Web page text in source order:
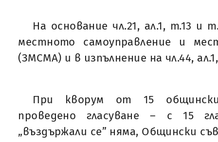
На основание чл.21, ал.1, т.13 и
местното самоуправление и
(ЗМСМА) и в изпълнение на чл.44,
При кворум от 15
проведено гласуване – с 15
„въздържали се” няма, Общински